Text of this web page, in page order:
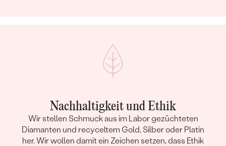
Nachhaltigkeit und Ethik
Wir stellen Schmuck aus im Labor gezüchteten
Diamanten und recyceltem Gold, Silber oder Platin
her. Wir wollen damit ein Zeichen setzen, dass Ethik